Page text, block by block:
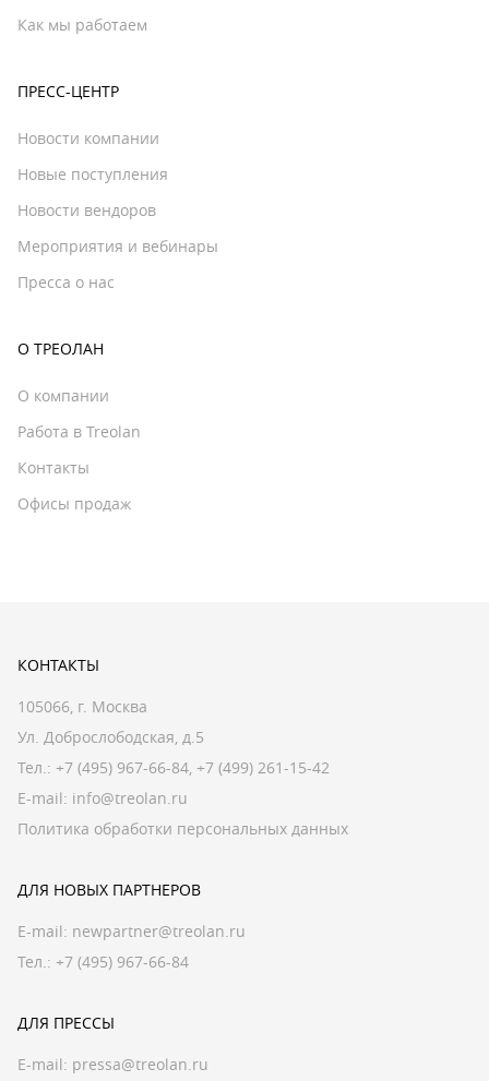
Как мы работаем
ПРЕСС-ЦЕНТР
Новости компании
Новые поступления
Новости вендоров
Мероприятия и вебинары
Пресса о нас
О ТРЕОЛАН
О компании
Работа в Treolan
Контакты
Офисы продаж
КОНТАКТЫ
105066, г. Москва
Ул. Доброслободская, д.5
Тел.: +7 (495) 967-66-84, +7 (499) 261-15-42
E-mail: info@treolan.ru
Политика обработки персональных данных
ДЛЯ НОВЫХ ПАРТНЕРОВ
E-mail: newpartner@treolan.ru
Тел.: +7 (495) 967-66-84
ДЛЯ ПРЕССЫ
E-mail: pressa@treolan.ru